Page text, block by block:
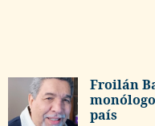
Froilán
país